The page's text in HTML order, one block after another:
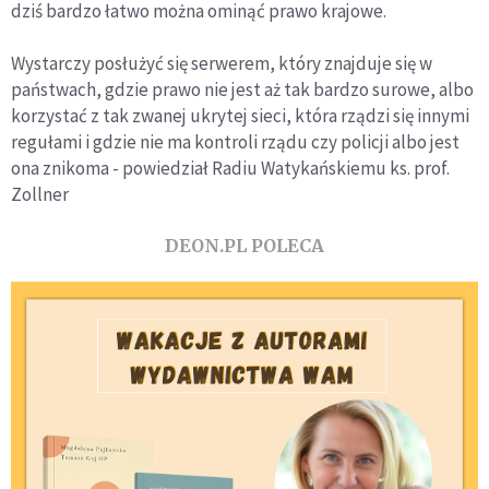
dziś bardzo łatwo można ominąć prawo krajowe.
Wystarczy posłużyć się serwerem, który znajduje się w
państwach, gdzie prawo nie jest aż tak bardzo surowe, albo
korzystać z tak zwanej ukrytej sieci, która rządzi się innymi
regułami i gdzie nie ma kontroli rządu czy policji albo jest
ona znikoma - powiedział Radiu Watykańskiemu ks. prof.
Zollner
DEON.PL POLECA